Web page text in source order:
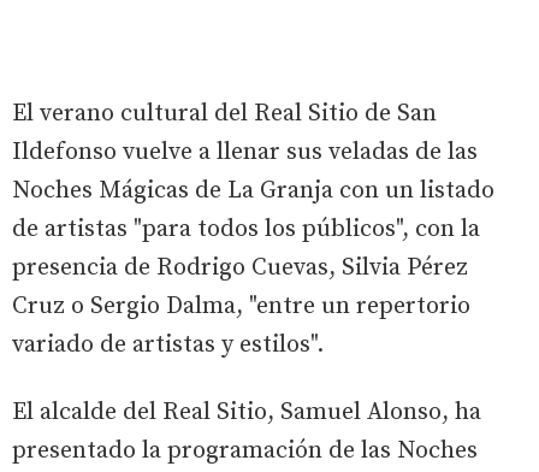
El verano cultural del Real Sitio de San
Ildefonso vuelve a llenar sus veladas de las
Noches Mágicas de La Granja con un listado
de artistas "para todos los públicos", con la
presencia de Rodrigo Cuevas, Silvia Pérez
Cruz o Sergio Dalma, "entre un repertorio
variado de artistas y estilos".
El alcalde del Real Sitio, Samuel Alonso, ha
presentado la programación de las Noches